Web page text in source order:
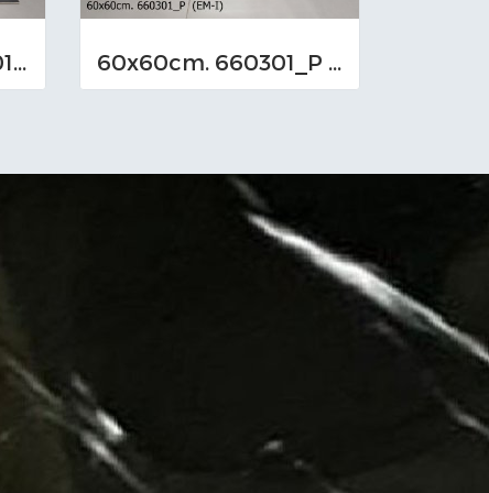
60x60cm. GDZ661012_P (TS-I) 60x60cm. 660301_P (EM-I)